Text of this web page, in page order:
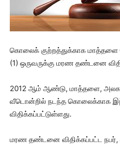
கொலைக் குற்றத்துக்காக மாத்தளை
(1) ஒருவருக்கு மரண தண்டனை
2012 ஆம் ஆண்டு, மாத்தளை,
வீடொன்றில் நடந்த கொலைக்காக
விதிக்கப்பட்டுள்ளது.
மரண தண்டனை விதிக்கப்பட்ட